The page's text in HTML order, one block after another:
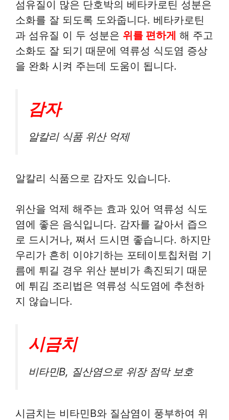
섬유질이 많은 단호박의 베타카로틴 성분은
소화를 잘 되도록 도와줍니다. 베타카로틴
과 섬유질 이 두 성분은 위를 편하게 해 주고
소화도 잘 되기 때문에 역류성 식도염 증상
을 완화 시켜 주는데 도움이 됩니다.
감자
알칼리 식품 위산 억제
알칼리 식품으로 감자도 있습니다.
위산을 억제 해주는 효과 있어 역류성 식도
염에 좋은 음식입니다. 감자를 갈아서 즙으
로 드시거나, 쪄서 드시면 좋습니다. 하지만
우리가 흔히 이야기하는 포테이토칩처럼 기
름에 튀길 경우 위산 분비가 촉진되기 때문
에 튀김 조리법은 역류성 식도염에 추천하
지 않습니다.
시금치
비타민B, 질산염으로 위장 점막 보호
시금치는 비타민B와 질삼염이 풍부하여 위